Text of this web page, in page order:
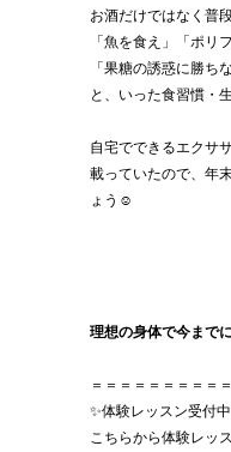
お酒だけではなく普
「魚を食え」「ポリ
「果糖の誘惑に勝ち
と、いった食習慣・
自宅でできるエクサ
載っていたので、年
ょう☺️
理想の身体で今まで
＝＝＝＝＝＝＝＝＝
✨体験レッスン受付中
こちらから体験レッ